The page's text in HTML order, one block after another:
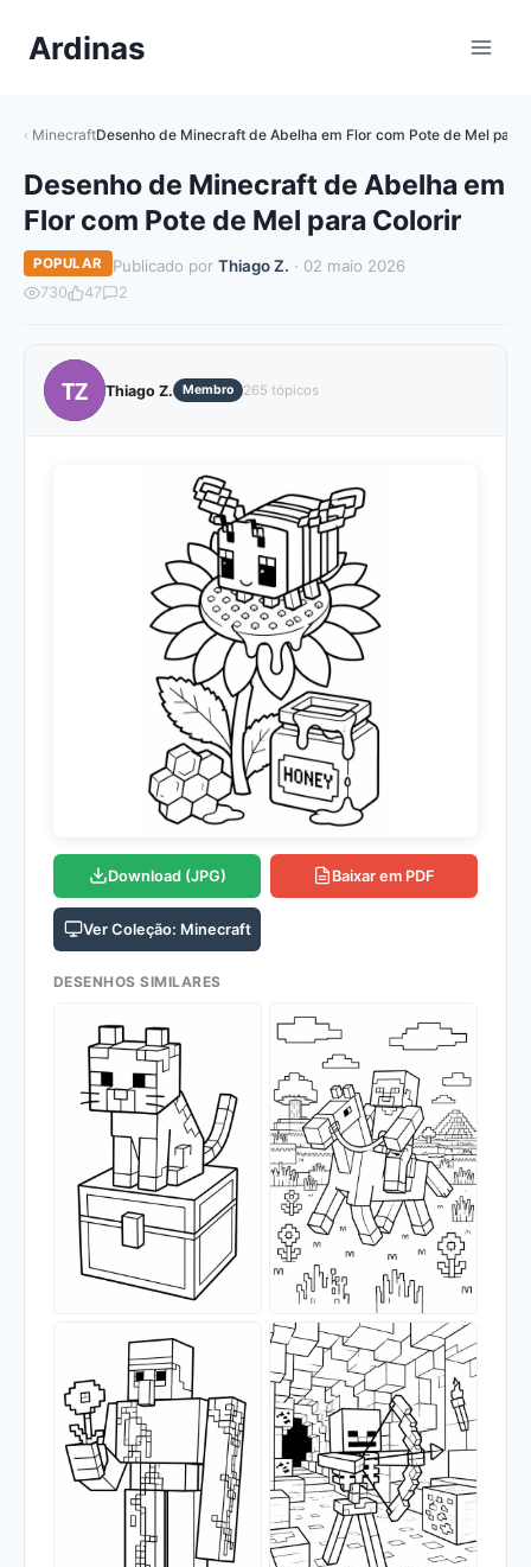
paraArdinas
MinecraftDesenho de Minecraft de Abelha em Flor com Pote de Mel para
Desenho de Minecraft de Abelha em
Flor com Pote de Mel para Colorir
POPULAR Publicado por Thiago Z. · 02 maio 2026
730 47 2
TZ Thiago Z. Membro 265 tópicos
Download (JPG) Baixar em PDF
Ver Coleção: Minecraft
DESENHOS SIMILARES